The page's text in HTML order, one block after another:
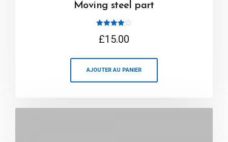
Moving steel part
sur 5
£15.00
AJOUTER AU PANIER